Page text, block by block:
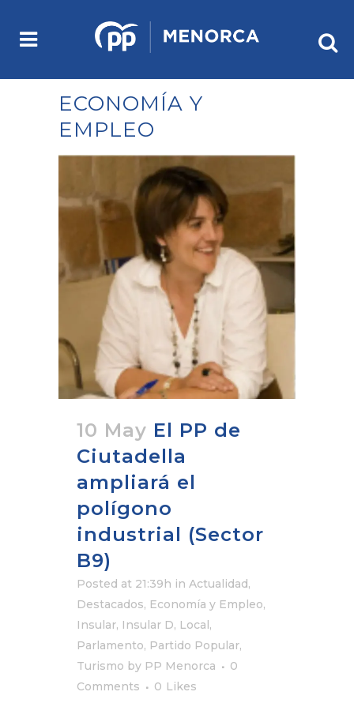
ECONOMÍA Y
EMPLEO
10 May El PP de
Ciutadella
ampliará el
polígono
industrial (Sector
B9)
Posted at 21:39h in Actualidad,
Destacados, Economía y Empleo,
Insular, Insular D, Local,
Parlamento, Partido Popular,
Turismo by PP Menorca
0
Comments
0 Likes